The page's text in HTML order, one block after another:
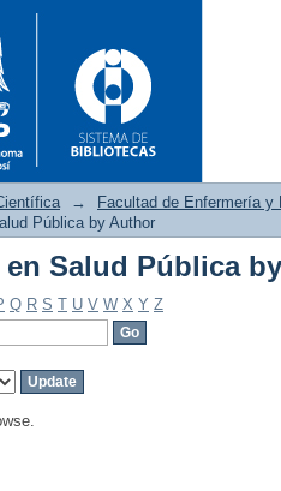
en Salud
→
Facultad de Enfermería y
Pública by Author
Salud Pública
Q R S T U V W X Y Z